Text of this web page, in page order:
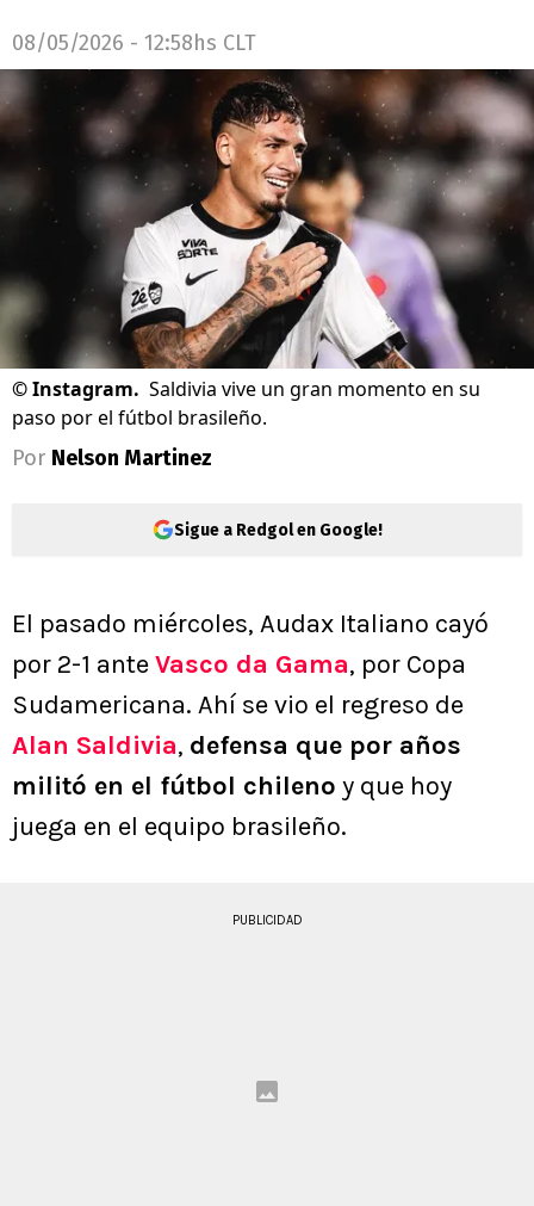
08/05/2026 - 12:58hs CLT
©Instagram. Saldivia vive un gran momento en su
paso por el fútbol brasileño.
Por Nelson Martinez
Sigue a Redgol en Google!
El pasado miércoles, Audax Italiano cayó
por 2-1 anteVasco da Gama, por Copa
Sudamericana. Ahí se vio el regreso de
Alan Saldivia, defensa que por años
militó en el fútbol chileno y que hoy
juega en el equipo brasileño.
PUBLICIDAD